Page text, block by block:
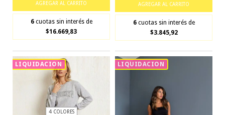
AGREGAR AL CARRITO
6 cuotas sin interés de
$16.669,83
AGREGAR AL CARRITO
6 cuotas sin interés de
$3.845,92
LIQUIDACION
4 COLORES
LIQUIDACION